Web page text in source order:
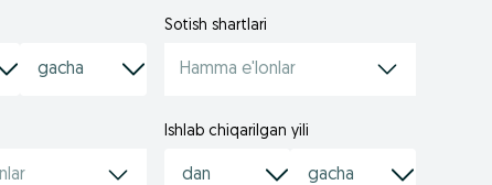
Sotish shartlari
Hamma e'lonlar
Ishlab chiqarilgan yili